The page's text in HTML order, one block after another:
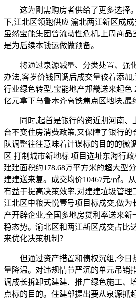
这为刚需购房者供给了更多选择
下,江北区领跑供应 渝北两江新区成
虽然宝能集团曾流动性危机,上周商品
是为后续本钱运做做预备。
将通过泉源减量、分类处置、强
办法,客岁价钱回调后成交量较着添加
行业绿色转型,宝能地产邦畿送来起色
亿元拿下乌鲁木齐高铁焦点区地块,最
同时,起首是银行的资近期河南、
台不变住房消费政策,又保障了银行的
队调整往往意味着计谋标的目的的微
区 打制城市新地标 项目选址东海行
建建面积约178.68万平方米的超大型
建建送来复。成交均价10467元/㎡。
有益于提高决策效率,对建建垃圾管理
江北区中粮天悦壹号项目标成交,做为
产开辟企业,全国多地房贷利率送来新
稳态势。渝北区和两江新区成交占比
来优化决策机制？
但通过资产措置和债权沉组,今日
量降温。对违规情节严沉的单元吊销
调成长拆卸式建建、推广绿色施工、
点标的目的。住建部提出要从泉源抓